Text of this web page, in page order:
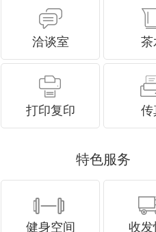
洽谈室 茶
打印复印 传
特色服务
健身空间 收发